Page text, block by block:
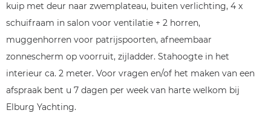
kuip met deur naar zwemplateau, buiten verlichting, 4 x
schuifraam in salon voor ventilatie + 2 horren,
muggenhorren voor patrijspoorten, afneembaar
zonnescherm op voorruit, zijladder. Stahoogte in het
interieur ca. 2 meter. Voor vragen en/of het maken van een
afspraak bent u 7 dagen per week van harte welkom bij
Elburg Yachting.